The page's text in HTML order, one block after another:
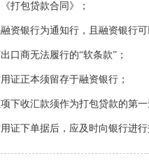
打包贷款合同》；
资银行为通知行，且融资银行
口商无法履行的“软条款”；
证正本须留存于融资银行；
下收汇款须作为打包贷款的第
证下单据后，应及时向银行进